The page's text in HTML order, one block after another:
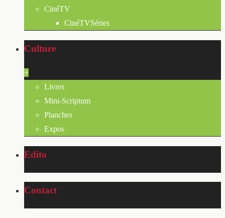
CinéTV
CinéTVSéries
Culture
+
Livres
Mini-Scriptum
Planches
Expos
Edito
Contact